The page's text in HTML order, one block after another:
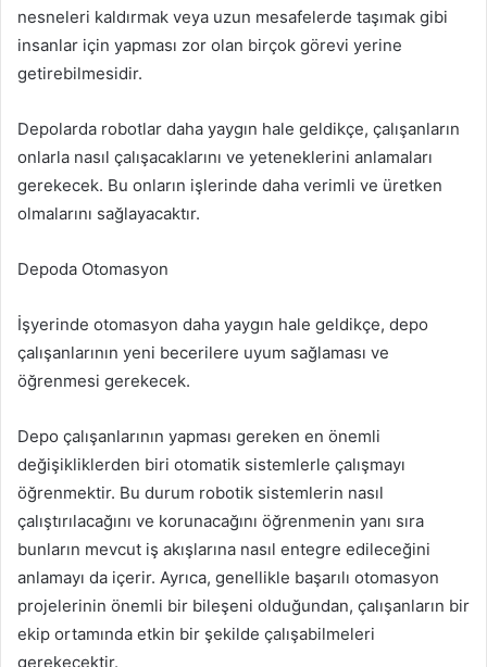
nesneleri kaldırmak veya uzun mesafelerde taşımak gibi
insanlar için yapması zor olan birçok görevi yerine
getirebilmesidir.
Depolarda robotlar daha yaygın hale geldikçe, çalışanların
onlarla nasıl çalışacaklarını ve yeteneklerini anlamaları
gerekecek. Bu onların işlerinde daha verimli ve üretken
olmalarını sağlayacaktır.
Depoda Otomasyon
İşyerinde otomasyon daha yaygın hale geldikçe, depo
çalışanlarının yeni becerilere uyum sağlaması ve
öğrenmesi gerekecek.
Depo çalışanlarının yapması gereken en önemli
değişikliklerden biri otomatik sistemlerle çalışmayı
öğrenmektir. Bu durum robotik sistemlerin nasıl
çalıştırılacağını ve korunacağını öğrenmenin yanı sıra
bunların mevcut iş akışlarına nasıl entegre edileceğini
anlamayı da içerir. Ayrıca, genellikle başarılı otomasyon
projelerinin önemli bir bileşeni olduğundan, çalışanların bir
ekip ortamında etkin bir şekilde çalışabilmeleri
gerekecektir.